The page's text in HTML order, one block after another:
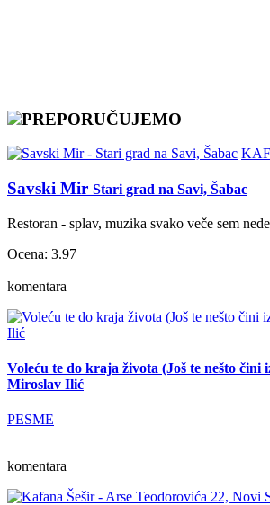
PREPORUČUJEMO
Savski Mir Stari grad na Savi, Šabac
Restoran - splav, muzika svako veče sem
Ocena: 3.97
komentara
Voleću te do kraja života (Još te nešto čini
Miroslav Ilić
PESME
komentara